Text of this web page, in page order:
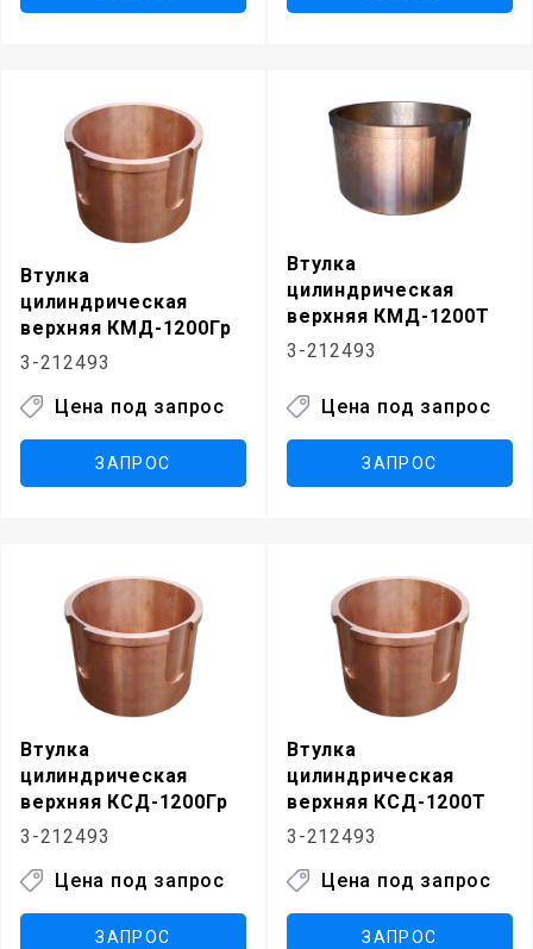
Втулка
цилиндрическая
верхняя КМД-1200Гр
3-212493
Цена под запрос
ЗАПРОС
Втулка
цилиндрическая
верхняя КМД-1200Т
3-212493
Цена под запрос
ЗАПРОС
Втулка
цилиндрическая
верхняя КСД-1200Гр
3-212493
Цена под запрос
ЗАПРОС
Втулка
цилиндрическая
верхняя КСД-1200Т
3-212493
Цена под запрос
ЗАПРОС